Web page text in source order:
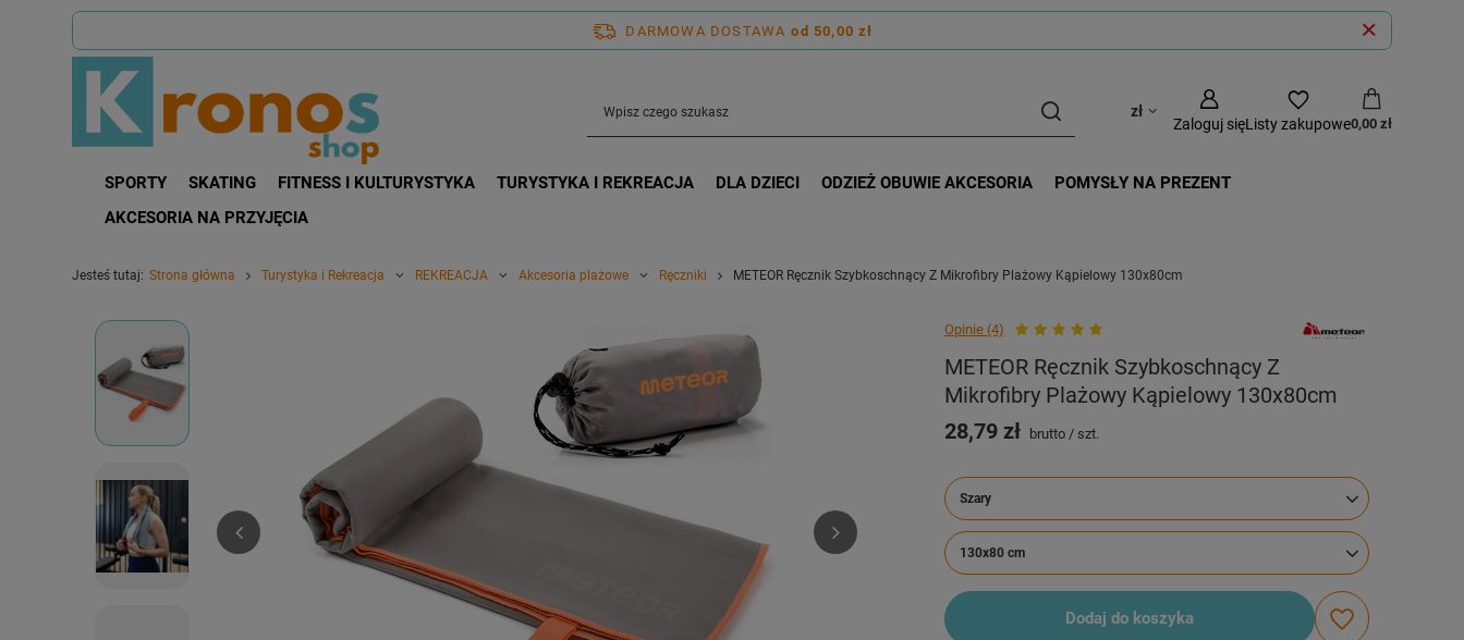
DARMOWA DOSTAWA od 50,00 zł
zł
Zaloguj sięListy zakupowe0,00 zł
SPORTY SKATING FITNESS I KULTURYSTYKA TURYSTYKA I REKREACJA DLA DZIECI ODZIEŻ OBUWIE AKCESORIA
POMYSŁY NA PREZENT
AKCESORIA NA PRZYJĘCIA
Jesteś tutaj: Strona główna Turystyka i Rekreacja REKREACJA Akcesoria plażowe Ręczniki METEOR Ręcznik Szybkoschnący Z Mikrofibry Plażowy Kąpielowy 130x80cm
Opinie (4)
METEOR Ręcznik Szybkoschnący Z
Mikrofibry Plażowy Kąpielowy 130x80cm
Szary
130x80 cm
28,79 zł brutto / szt.
Dodaj do koszyka